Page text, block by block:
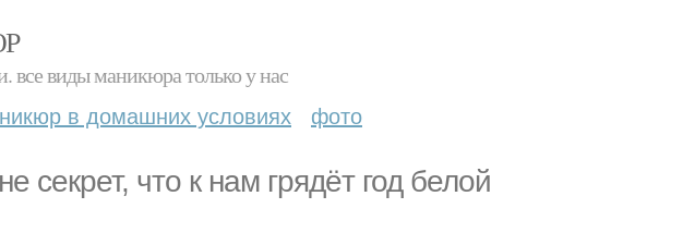
все виды маникюра только у нас
в домашних условиях фото
секрет, что к нам грядёт год белой